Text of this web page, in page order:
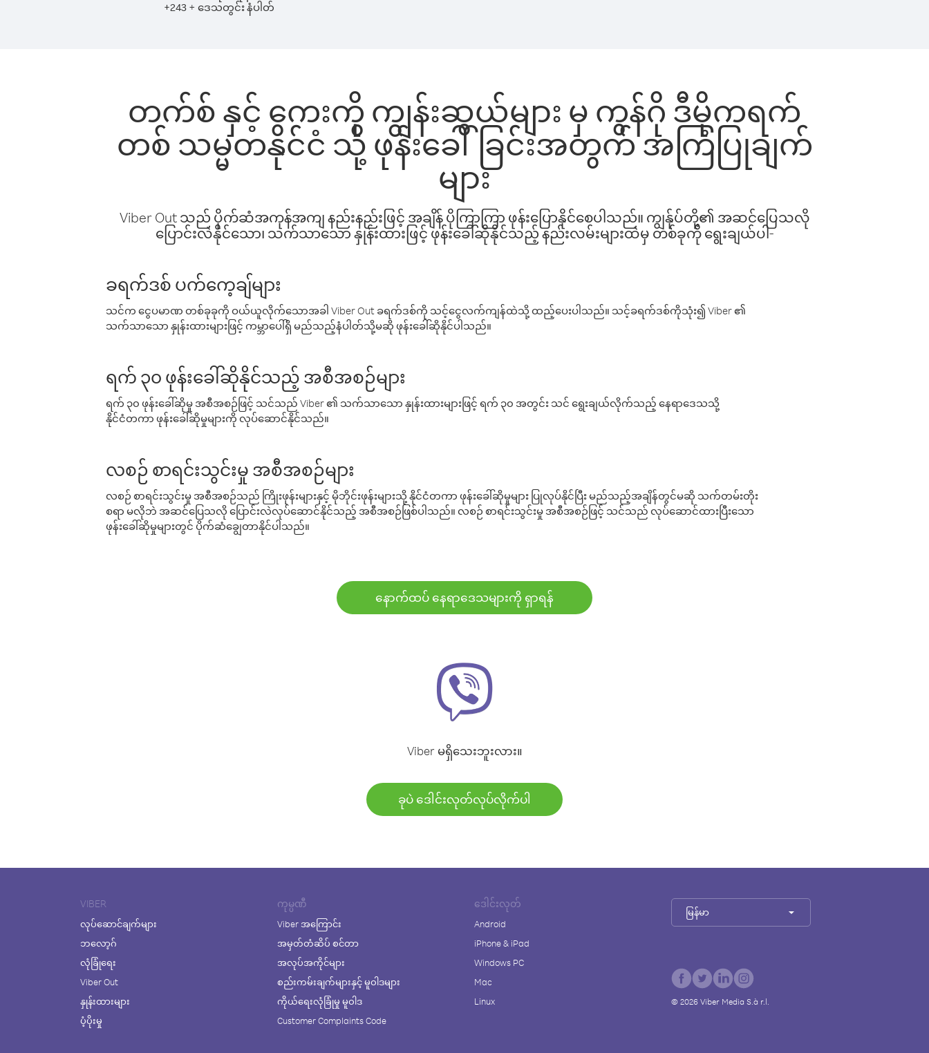
+243 + ဒေသတွင်း နံပါတ်
တက်စ် နှင့် ကေးကို ကျွန်းဆွယ်များ မှ ကွန်ဂို ဒီမိုကရက်
တစ် သမ္မတနိုင်ငံ သို့ ဖုန်းခေါ်ခြင်းအတွက် အကြံပြုချက်
များ
Viber Out သည် ပိုက်ဆံအကုန်အကျ နည်းနည်းဖြင့် အချိန် ပိုကြာကြာ ဖုန်းပြောနိုင်စေပါသည်။ ကျွန်ုပ်တို့၏ အဆင်ပြေသလို
ပြောင်းလဲနိုင်သော၊ သက်သာသော နှုန်းထားဖြင့် ဖုန်းခေါ်ဆိုနိုင်သည့် နည်းလမ်းများထဲမှ တစ်ခုကို ရွေးချယ်ပါ-
ခရက်ဒစ် ပက်ကေ့ချ်များ
သင်က ငွေပမာဏ တစ်ခုခုကို ဝယ်ယူလိုက်သောအခါ Viber Out ခရက်ဒစ်ကို သင့်ငွေလက်ကျန်ထဲသို့ ထည့်ပေးပါသည်။ သင့်ခရက်ဒစ်ကိုသုံး၍ Viber ၏
သက်သာသော နှုန်းထားများဖြင့် ကမ္ဘာပေါ်ရှိ မည်သည့်နံပါတ်သို့မဆို ဖုန်းခေါ်ဆိုနိုင်ပါသည်။
ရက် ၃၀ ဖုန်းခေါ်ဆိုနိုင်သည့် အစီအစဉ်များ
ရက် ၃၀ ဖုန်းခေါ်ဆိုမှု အစီအစဉ်ဖြင့် သင်သည် Viber ၏ သက်သာသော နှုန်းထားများဖြင့် ရက် ၃၀ အတွင်း သင် ရွေးချယ်လိုက်သည့် နေရာဒေသသို့
နိုင်ငံတကာ ဖုန်းခေါ်ဆိုမှုများကို လုပ်ဆောင်နိုင်သည်။
လစဉ် စာရင်းသွင်းမှု အစီအစဉ်များ
လစဉ် စာရင်းသွင်းမှု အစီအစဉ်သည် ကြိုးဖုန်းများနှင့် မိုဘိုင်းဖုန်းများသို့ နိုင်ငံတကာ ဖုန်းခေါ်ဆိုမှုများ ပြုလုပ်နိုင်ပြီး မည်သည့်အချိန်တွင်မဆို သက်တမ်းတိုး
စရာ မလိုဘဲ အဆင်ပြေသလို ပြောင်းလဲလုပ်ဆောင်နိုင်သည့် အစီအစဉ်ဖြစ်ပါသည်။ လစဉ် စာရင်းသွင်းမှု အစီအစဉ်ဖြင့် သင်သည် လုပ်ဆောင်ထားပြီးသော
ဖုန်းခေါ်ဆိုမှုများတွင် ပိုက်ဆံချွေတာနိုင်ပါသည်။
နောက်ထပ် နေရာဒေသများကို ရှာရန်
Viber မရှိသေးဘူးလား။
ခုပဲ ဒေါင်းလုတ်လုပ်လိုက်ပါ
VIBER
လုပ်ဆောင်ချက်များ
ဘလော့ဂ်
လုံခြုံရေး
Viber Out
နှုန်းထားများ
ပံ့ပိုးမှု
ကုမ္ပဏီ
Viber အကြောင်း
အမှတ်တံဆိပ် စင်တာ
အလုပ်အကိုင်များ
စည်းကမ်းချက်များနှင့် မူဝါဒများ
ကိုယ်ရေးလုံခြုံမှု မူဝါဒ
Customer Complaints Code
ဒေါင်းလုတ်
Android
iPhone & iPad
Windows PC
Mac
Linux
မြန်မာ
© 2026 Viber Media S.à r.l.